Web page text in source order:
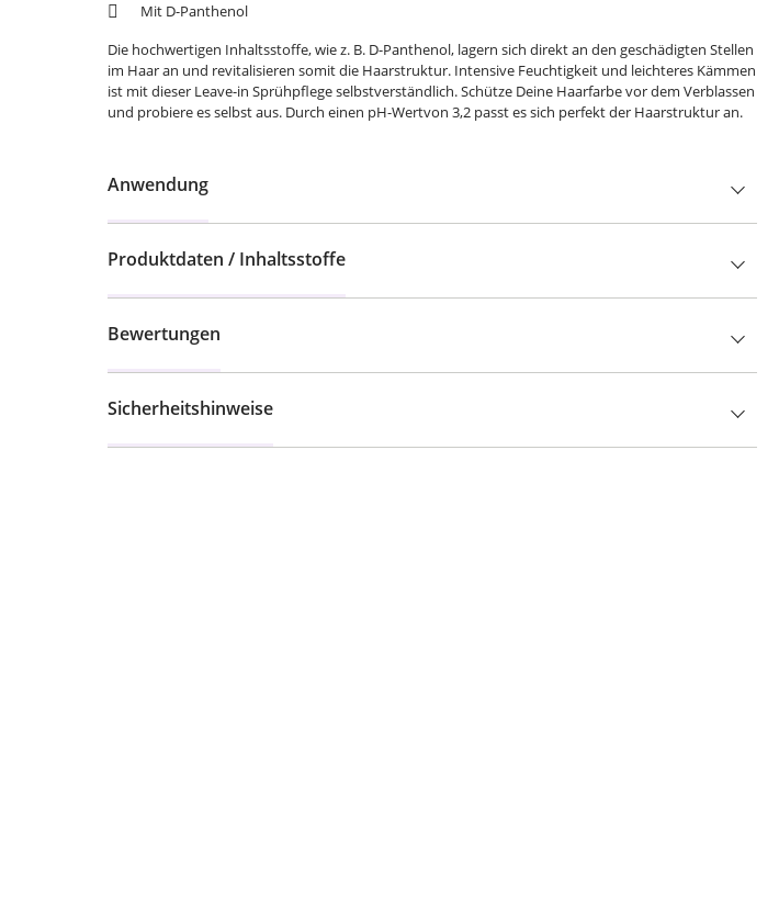
Mit D-Panthenol
Die hochwertigen Inhaltsstoffe, wie z. B. D-Panthenol, lagern sich direkt an den geschädigten Stellen
im Haar an und revitalisieren somit die Haarstruktur. Intensive Feuchtigkeit und leichteres Kämmen
ist mit dieser Leave-in Sprühpflege selbstverständlich. Schütze Deine Haarfarbe vor dem Verblassen
und probiere es selbst aus. Durch einen pH-Wertvon 3,2 passt es sich perfekt der Haarstruktur an.
Anwendung
Produktdaten / Inhaltsstoffe
Bewertungen
Sicherheitshinweise